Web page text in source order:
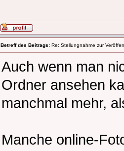
Betreff des Beitrags: Re: Stellungnahme zur
Auch wenn man
Ordner ansehen
manchmal mehr,
Manche online-